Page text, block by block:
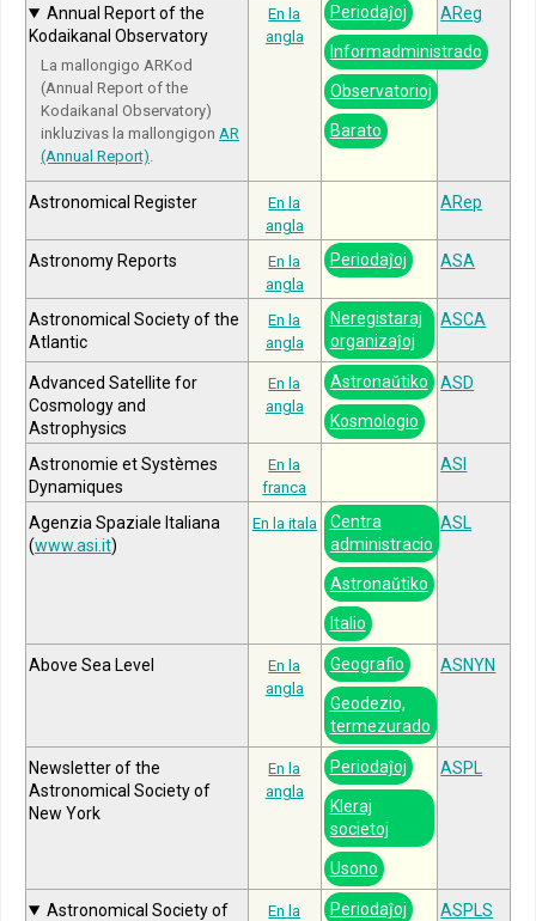
Annual Report of the
Kodaikanal Observatory
La mallongigo ARKod
(Annual Report of the
Kodaikanal Observatory)
inkluzivas la mallongigon AR
(Annual Report)
En la
angla
Periodaĵoj
Informadministrado
Observatorioj
Barato
AReg
Astronomical Register
En la
angla
ARep
Astronomy Reports
En la
angla
Periodaĵoj ASA
Astronomical Society of the
Atlantic
En la
angla
Neregistaraj
organizaĵoj
ASCA
Advanced Satellite for
Cosmology and
Astrophysics
En la
angla
Astronaŭtiko
Kosmologio
ASD
Astronomie et Systèmes
Dynamiques
En la
franca
ASI
Agenzia Spaziale Italiana
(www.asi.it)
En la itala
Centra
administracio
Astronaŭtiko
Italio
ASL
Above Sea Level
En la
angla
Geografio
Geodezio,
termezurado
ASNYN
Newsletter of the
Astronomical Society of
New York
En la
angla
Periodaĵoj
Kleraj
societoj
Usono
ASPL
Astronomical Society of
En la
Periodaĵoj ASPLS